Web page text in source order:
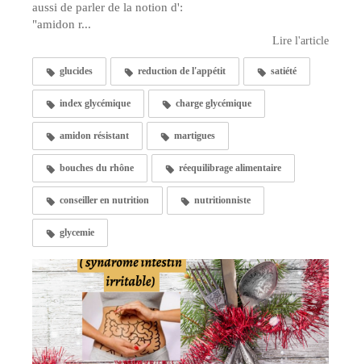
aussi de parler de la notion d':
"amidon r...
Lire l'article
glucides reduction de l'appétit satiété
index glycémique charge glycémique
amidon résistant martigues
bouches du rhône réequilibrage alimentaire
conseiller en nutrition nutritionniste
glycemie